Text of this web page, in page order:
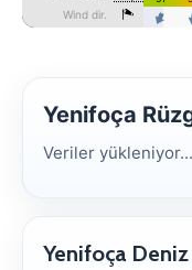
Yenifoça
Veriler yükleniyor...
Yenifoça Deniz